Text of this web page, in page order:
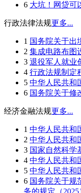
6 大坑！网贷可
行政法律法规更多...
1 国务院关于出
2 集成电路布图
3 退役军人就业
4 行政法规制定
5 中华人民共和
6 国务院关于修
经济金融法规更多...
1 中华人民共和
2 中华人民共和
3 国家自然科学
4 中华人民共和
5 中华人民共和
6 国务院关于规
务的规定（2025